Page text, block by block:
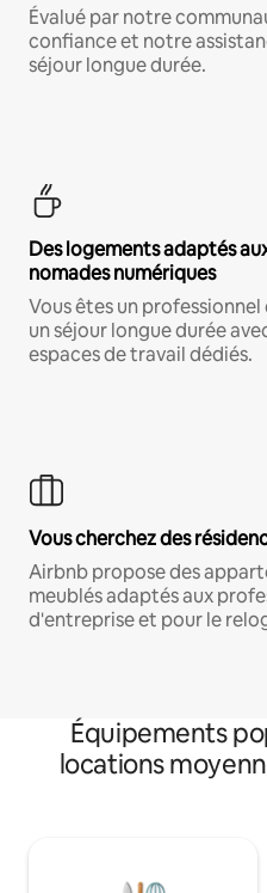
Évalué par notre
confiance et notre
séjour longue durée.
Des logements adaptés
nomades numériques
Vous êtes un
un séjour longue durée
espaces de travail dédiés.
Vous cherchez des
Airbnb propose des
meublés adaptés aux
d'entreprise et pour le
Équipements
locations